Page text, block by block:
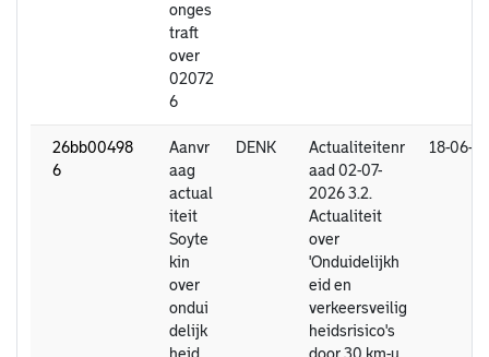
onges
traft
over
02072
6
26bb00498
6
Aanvr
aag
actual
iteit
Soyte
kin
over
ondui
delijk
DENK
Actualiteitenr
aad 02-07-
2026 3.2.
Actualiteit
over
'Onduidelijkh
eid en
verkeersveilig
heidsrisico's
18-06-